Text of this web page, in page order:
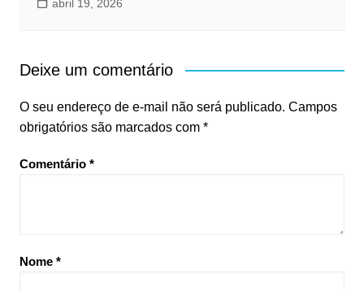
abril 19, 2026
Deixe um comentário
O seu endereço de e-mail não será publicado. Campos
obrigatórios são marcados com *
Comentário *
Nome *